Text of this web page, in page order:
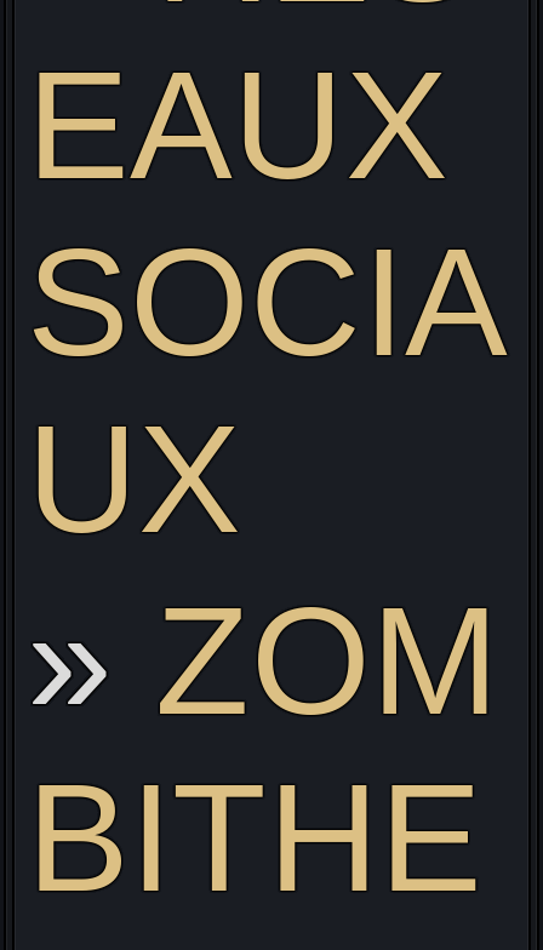
EAUX
SOCIA
UX
ZOM
BITHE